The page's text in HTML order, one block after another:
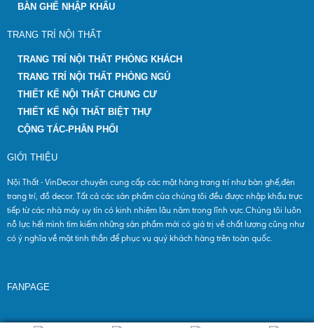
BÀN GHẾ NHẬP KHẨU
TRANG TRÍ NỘI THẤT
TRANG TRÍ NỘI THẤT PHÒNG KHÁCH
TRANG TRÍ NỘI THẤT PHÒNG NGỦ
THIẾT KẾ NỘI THẤT CHUNG CƯ
THIẾT KẾ NỘI THẤT BIỆT THỰ
CỘNG TÁC-PHÂN PHỐI
GIỚI THIỆU
Nội Thất - VinDecor chuyên cung cấp các mặt hàng trang trí như bàn ghế,đèn
trang trí, đồ decor. Tất cả các sản phẩm của chúng tôi đều được nhập khẩu trực
tiếp từ các nhà máy uy tín có kinh nhiệm lâu năm trong lĩnh vực.Chúng tôi luôn
nỗ lực hết mình tìm kiếm những sản phẩm mới có giá trị về chất lượng cũng như
có ý nghĩa về mặt tinh thần để phục vụ quý khách hàng trên toàn quốc.
FANPAGE